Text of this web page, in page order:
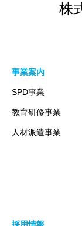
株
事業案内
SPD事業
教育研修事業
人材派遣事業